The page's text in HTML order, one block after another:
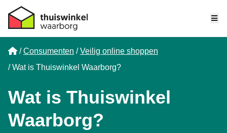
Home
Consumenten
Veilig online shoppen
Wat is Thuiswinkel Waarborg?
Wat is Thuiswinkel
Waarborg?